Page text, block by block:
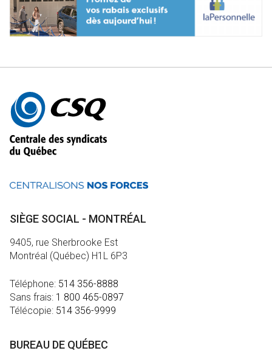
Autres
informations
SIÈGE SOCIAL - MONTRÉAL
9405, rue Sherbrooke Est
Montréal (Québec) H1L 6P3
Téléphone: 514 356-8888
Sans frais: 1 800 465-0897
Télécopie: 514 356-9999
BUREAU DE QUÉBEC